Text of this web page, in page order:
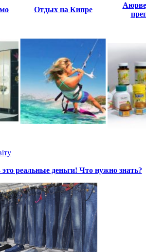
Отдых на Кипре
реальные деньги! Что нужно знать?